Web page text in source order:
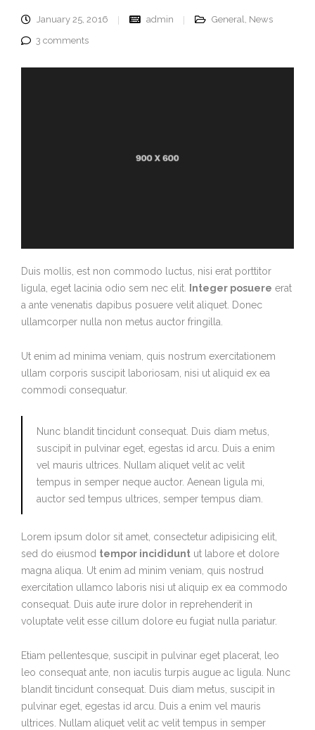
January 25, 2016 admin General News
3 comments
Duis mollis, est non commodo luctus, nisi erat porttitor
ligula, eget lacinia odio sem nec elit.
Integer posuere erat
a ante venenatis dapibus posuere velit aliquet. Donec
ullamcorper nulla non metus auctor fringilla.
Ut enim ad minima veniam, quis nostrum exercitationem
ullam corporis suscipit laboriosam, nisi ut aliquid ex ea
commodi consequatur.
Nunc blandit tincidunt consequat. Duis diam metus,
suscipit in pulvinar eget, egestas id arcu. Duis a enim
vel mauris ultrices. Nullam aliquet velit ac velit
tempus in semper neque auctor. Aenean ligula mi,
auctor sed tempus ultrices, semper tempus diam.
Lorem ipsum dolor sit amet, consectetur adipisicing elit,
sed do eiusmod tempor incididunt ut labore et dolore
magna aliqua. Ut enim ad minim veniam, quis nostrud
exercitation ullamco laboris nisi ut aliquip ex ea commodo
consequat. Duis aute irure dolor in reprehenderit in
voluptate velit esse cillum dolore eu fugiat nulla pariatur.
Etiam pellentesque, suscipit in pulvinar eget placerat, leo
leo consequat ante, non iaculis turpis augue ac ligula. Nunc
blandit tincidunt consequat. Duis diam metus, suscipit in
pulvinar eget, egestas id arcu. Duis a enim vel mauris
ultrices. Nullam aliquet velit ac velit tempus in semper